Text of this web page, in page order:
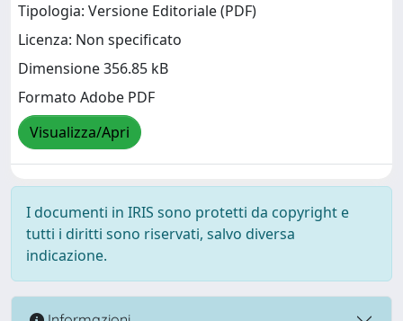
Tipologia: Versione Editoriale (PDF)
Licenza: Non specificato
Dimensione 356.85 kB
Formato Adobe PDF
Visualizza/Apri
I documenti in IRIS sono protetti da copyright e
tutti i diritti sono riservati, salvo diversa
indicazione.